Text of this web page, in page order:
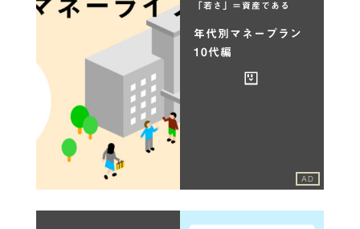
「若さ」＝資産である
年代別マネープラン
10代編
AD